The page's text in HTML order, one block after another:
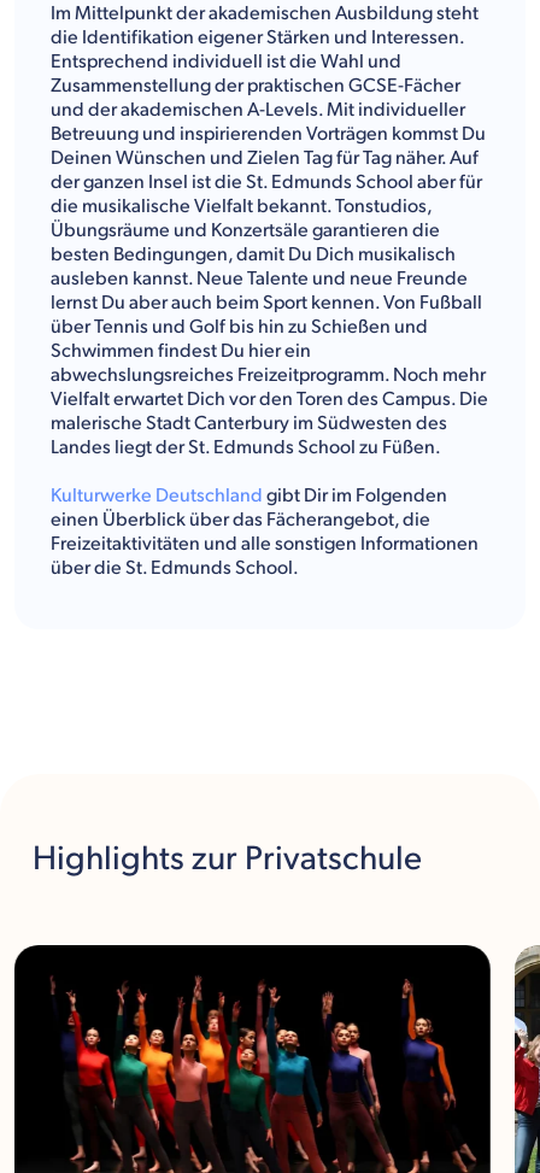
Im Mittelpunkt der akademischen Ausbildung steht
die Identifikation eigener Stärken und Interessen.
Entsprechend individuell ist die Wahl und
Zusammenstellung der praktischen GCSE-Fächer
und der akademischen A-Levels. Mit individueller
Betreuung und inspirierenden Vorträgen kommst Du
Deinen Wünschen und Zielen Tag für Tag näher. Auf
der ganzen Insel ist die St. Edmunds School aber für
die musikalische Vielfalt bekannt. Tonstudios,
Übungsräume und Konzertsäle garantieren die
besten Bedingungen, damit Du Dich musikalisch
ausleben kannst. Neue Talente und neue Freunde
lernst Du aber auch beim Sport kennen. Von Fußball
über Tennis und Golf bis hin zu Schießen und
Schwimmen findest Du hier ein
abwechslungsreiches Freizeitprogramm. Noch mehr
Vielfalt erwartet Dich vor den Toren des Campus. Die
malerische Stadt Canterbury im Südwesten des
Landes liegt der St. Edmunds School zu Füßen.
Kulturwerke Deutschland gibt Dir im Folgenden
einen Überblick über das Fächerangebot, die
Freizeitaktivitäten und alle sonstigen Informationen
über die St. Edmunds School.
Highlights zur Privatschule